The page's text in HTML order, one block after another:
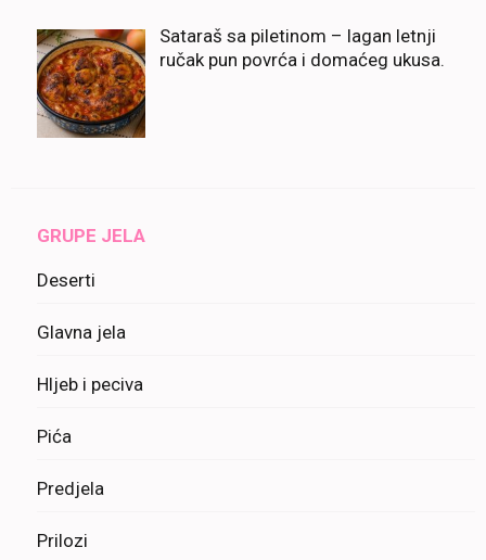
Sataraš sa piletinom – lagan letnji
ručak pun povrća i domaćeg ukusa.
GRUPE JELA
Deserti
Glavna jela
Hljeb i peciva
Pića
Predjela
Prilozi